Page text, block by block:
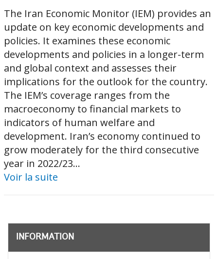
The Iran Economic Monitor (IEM) provides an
update on key economic developments and
policies. It examines these economic
developments and policies in a longer-term
and global context and assesses their
implications for the outlook for the country.
The IEM’s coverage ranges from the
macroeconomy to financial markets to
indicators of human welfare and
development. Iran’s economy continued to
grow moderately for the third consecutive
year in 2022/23...
Voir la suite
INFORMATION